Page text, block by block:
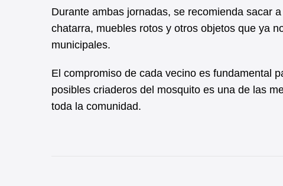
Durante ambas jornadas, se recomienda sacar
chatarra, muebles rotos y otros objetos que ya
municipales.
El compromiso de cada vecino es fundamental
posibles criaderos del mosquito es una de las
toda la comunidad.